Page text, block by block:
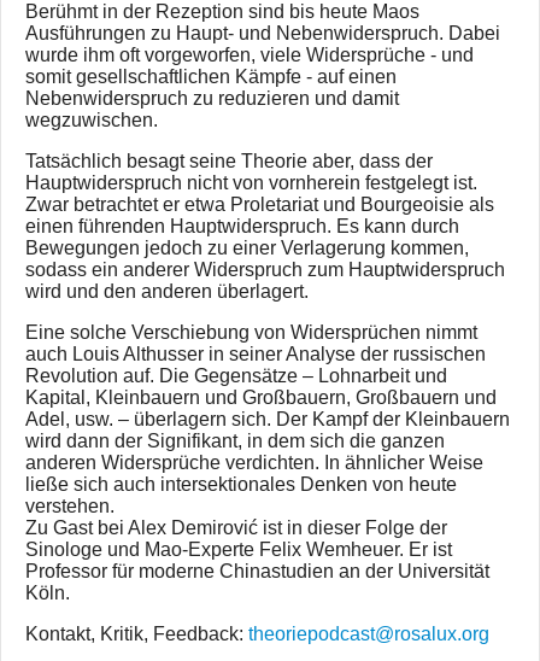
Berühmt in der Rezeption sind bis heute Maos
Ausführungen zu Haupt- und Nebenwiderspruch. Dabei
wurde ihm oft vorgeworfen, viele Widersprüche - und
somit gesellschaftlichen Kämpfe - auf einen
Nebenwiderspruch zu reduzieren und damit
wegzuwischen.
Tatsächlich besagt seine Theorie aber, dass der
Hauptwiderspruch nicht von vornherein festgelegt ist.
Zwar betrachtet er etwa Proletariat und Bourgeoisie als
einen führenden Hauptwiderspruch. Es kann durch
Bewegungen jedoch zu einer Verlagerung kommen,
sodass ein anderer Widerspruch zum Hauptwiderspruch
wird und den anderen überlagert.
Eine solche Verschiebung von Widersprüchen nimmt
auch Louis Althusser in seiner Analyse der russischen
Revolution auf. Die Gegensätze – Lohnarbeit und
Kapital, Kleinbauern und Großbauern, Großbauern und
Adel, usw. – überlagern sich. Der Kampf der Kleinbauern
wird dann der Signifikant, in dem sich die ganzen
anderen Widersprüche verdichten. In ähnlicher Weise
ließe sich auch intersektionales Denken von heute
verstehen.
Zu Gast bei Alex Demirović ist in dieser Folge der
Sinologe und Mao-Experte Felix Wemheuer. Er ist
Professor für moderne Chinastudien an der Universität
Köln.
Kontakt, Kritik, Feedback: theoriepodcast@rosalux.org